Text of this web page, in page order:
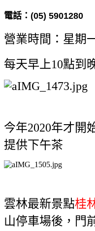
電話： (05) 5901280
營業時間：星期
每天早上10點到
今年2020年才開
提供下午茶
雲林最新景點桂
山停車場後， 門